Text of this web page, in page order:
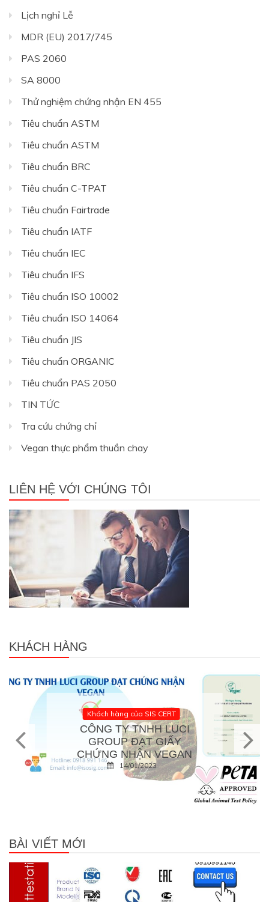
Lịch nghỉ Lễ
MDR (EU) 2017/745
PAS 2060
SA 8000
Thử nghiệm chứng nhận EN 455
Tiêu chuẩn ASTM
Tiêu chuẩn ASTM
Tiêu chuẩn BRC
Tiêu chuẩn C-TPAT
Tiêu chuẩn Fairtrade
Tiêu chuẩn IATF
Tiêu chuẩn IEC
Tiêu chuẩn IFS
Tiêu chuẩn ISO 10002
Tiêu chuẩn ISO 14064
Tiêu chuẩn JIS
Tiêu chuẩn ORGANIC
Tiêu chuẩn PAS 2050
TIN TỨC
Tra cứu chứng chỉ
Vegan thực phẩm thuần chay
LIÊN HỆ VỚI CHÚNG TÔI
KHÁCH HÀNG
Khách hàng của SIS CERT
Vegan thực phẩm thuần chay
CÔNG TY TNHH
THƯƠNG MẠI DỊCH VỤ
FRESHITY ĐẠT GIẤY
CHỨNG NHẬN VEGAN
21/11/2022
BÀI VIẾT MỚI